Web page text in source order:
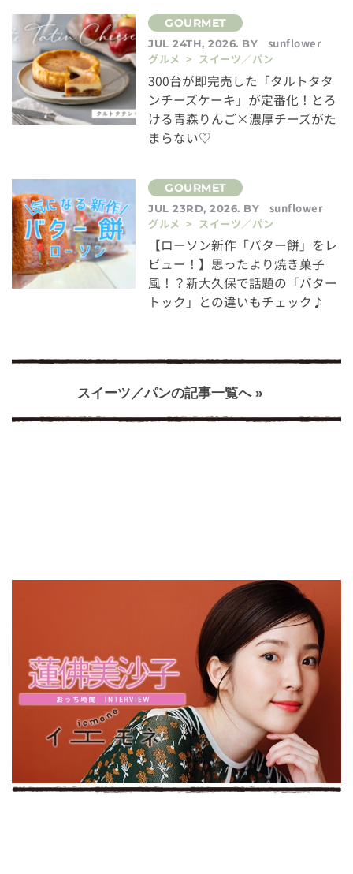
JUL 24TH, 2026. BY
sunflower
グルメ > スイーツ／パン
300台が即完売した「タルトタタ
ンチーズケーキ」が定番化！とろ
ける青森りんご×濃厚チーズがた
まらない♡
JUL 23RD, 2026. BY
sunflower
グルメ > スイーツ／パン
【ローソン新作「バター餅」をレ
ビュー！】思ったより焼き菓子
風！？新大久保で話題の「バター
トック」との違いもチェック♪
スイーツ／パンの記事一覧へ »